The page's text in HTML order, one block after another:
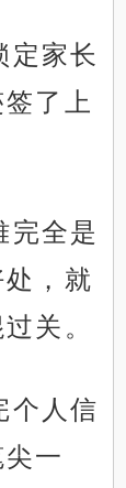
定家长
了上
完全是
，就
关。
个人信
一